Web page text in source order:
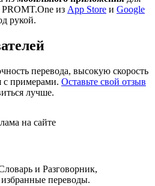
из App Store и Google
рукой.
перевода, высокую скорость
с примерами. Оставьте свой отзыв
лучше.
на сайте
и Разговорник,
переводы.